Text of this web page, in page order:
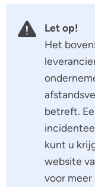
Let op!
Het
betreft.
kunt u
website
voor